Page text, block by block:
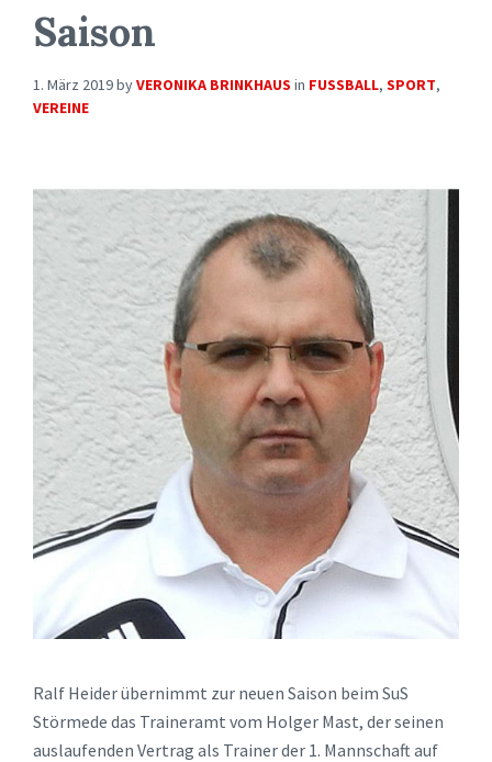
Saison
1. März 2019byVERONIKA BRINKHAUS in FUSSBALL , SPORT,
VEREINE
Ralf Heider übernimmt zur neuen Saison beim SuS
Störmede das Traineramt vom Holger Mast, der seinen
auslaufenden Vertrag als Trainer der 1. Mannschaft auf